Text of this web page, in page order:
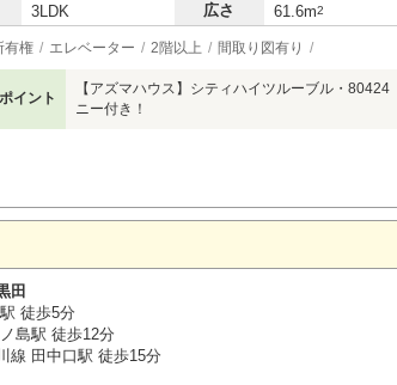
3LDK 広さ 61.6m2
有権 エレベーター 2階以上 間取り図有り
イント
【アズマハウス】シティハイツルーブル・
ニー付き！
田
徒歩5分
島駅 徒歩12分
線 田中口駅 徒歩15分